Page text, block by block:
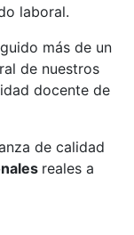
laboral.
más de un
de nuestros
docente de
de calidad
reales a